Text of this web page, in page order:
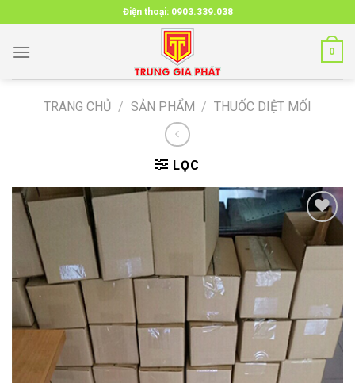
to
content
Điện thoại: 0903.339.038
0
TRANG CHỦ / SẢN PHẨM / THUỐC DIỆT MỐI
LỌC
Add to
wishlist